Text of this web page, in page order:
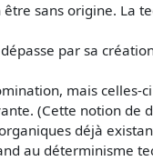
sans origine. La
par sa
mais
(Cette notion
déjà
au déterminisme